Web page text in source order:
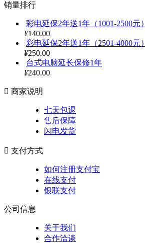
销量排行
彩电延保2年送1年（1001-2500元）
¥140.00
彩电延保2年送1年（2501-4000元）
¥250.00
台式电脑延长保修1年
¥240.00
 商家说明
七天包退
售后保障
闪电发货
 支付方式
如何注册支付宝
在线支付
银联支付
公司信息
关于我们
合作洽谈